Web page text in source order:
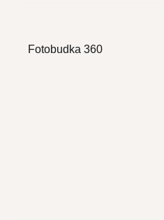
Fotobudka 360